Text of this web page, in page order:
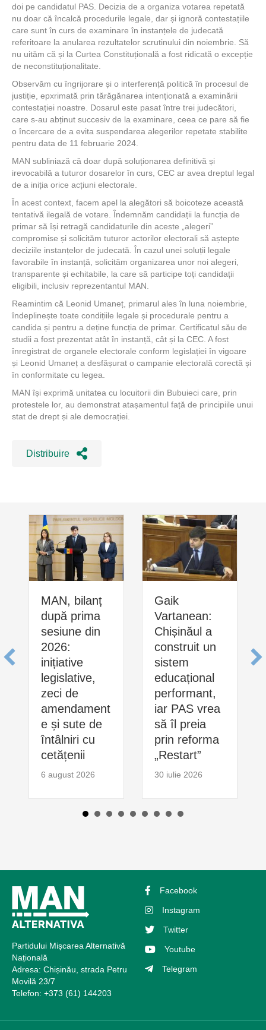
doi pe candidatul PAS. Decizia de a organiza votarea repetată
nu doar că încalcă procedurile legale, dar și ignoră contestațiile
care sunt în curs de examinare în instanțele de judecată
referitoare la anularea rezultatelor scrutinului din noiembrie. Să
nu uităm că și la Curtea Constituțională a fost ridicată o excepție
de neconstituționalitate.
Observăm cu îngrijorare și o interferență politică în procesul de
justiție, epxrimată prin tărăgănarea intenționată a examinării
contestației noastre. Dosarul este pasat între trei judecători,
care s-au abținut succesiv de la examinare, ceea ce pare să fie
o încercare de a evita suspendarea alegerilor repetate stabilite
pentru data de 11 februarie 2024.
MAN subliniază că doar după soluționarea definitivă și
irevocabilă a tuturor dosarelor în curs, CEC ar avea dreptul legal
de a iniția orice acțiuni electorale.
În acest context, facem apel la alegători să boicoteze această
tentativă ilegală de votare. Îndemnăm candidații la funcția de
primar să își retragă candidaturile din aceste „alegeri”
compromise și solicităm tuturor actorilor electorali să aștepte
deciziile instanțelor de judecată. În cazul unei soluții legale
favorabile în instanță, solicităm organizarea unor noi alegeri,
transparente și echitabile, la care să participe toți candidații
eligibili, inclusiv reprezentantul MAN.
Reamintim că Leonid Umaneț, primarul ales în luna noiembrie,
îndeplinește toate condițiile legale și procedurale pentru a
candida și pentru a deține funcția de primar. Certificatul său de
studii a fost prezentat atât în instanță, cât și la CEC. A fost
înregistrat de organele electorale conform legislației în vigoare
și Leonid Umaneț a desfășurat o campanie electorală corectă și
în conformitate cu legea.
MAN își exprimă unitatea cu locuitorii din Bubuieci care, prin
protestele lor, au demonstrat atașamentul față de principiile unui
stat de drept și ale democrației.
Distribuire
MAN, bilanț
după prima
sesiune din
2026:
inițiative
legislative,
zeci de
amendament
e și sute de
întâlniri cu
cetățenii
6 august 2026
Gaik
Vartanean:
Chișinăul a
construit un
sistem
educațional
performant,
iar PAS vrea
să îl preia
prin reforma
„Restart”
30 iulie 2026
Partidului Mișcarea Alternativă
Națională
Adresa: Chișinău, strada Petru
Movilă 23/7
Telefon: +373 (61) 144203
Facebook
Instagram
Twitter
Youtube
Telegram